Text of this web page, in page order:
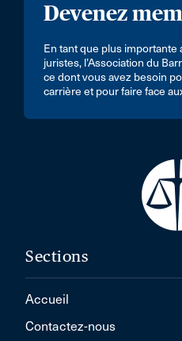
Devenez
En tant que plus importante
juristes, l’Association du
ce dont vous avez besoin
carrière et pour faire face
Sections
Accueil
Contactez-nous